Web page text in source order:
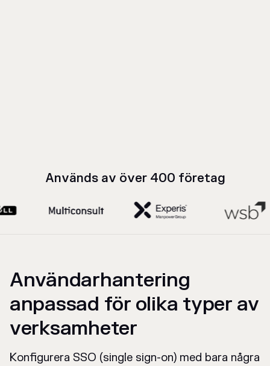
Används av över 400 företag
Användarhantering
anpassad för olika typer av
verksamheter
Konfigurera SSO (single sign-on) med bara några